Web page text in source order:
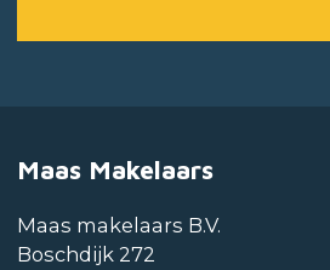
Maas Makelaars
Maas makelaars B.V.
Boschdijk 272